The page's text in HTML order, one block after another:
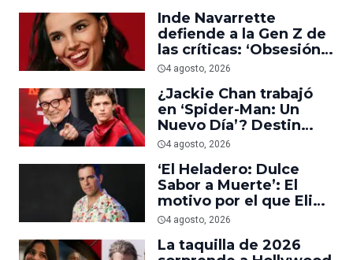
Inde Navarrette
defiende a la Gen Z de
las críticas: ‘Obsesión
es prueba de que los
4 agosto, 2026
¿Jackie Chan trabajó
en ‘Spider-Man: Un
Nuevo Día’? Destin
Daniel Cretton aclara el
4 agosto, 2026
‘El Heladero: Dulce
Sabor a Muerte’: El
motivo por el que Eli
Roth se hartó de los
Hollywood e hizo su
4 agosto, 2026
La taquilla de 2026